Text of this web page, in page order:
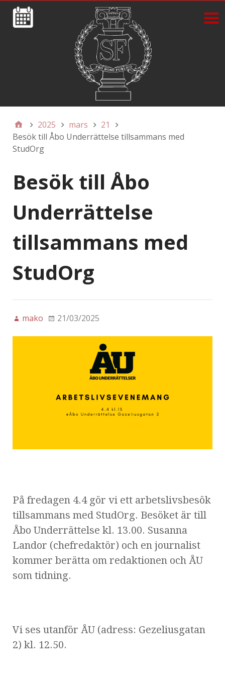
2025 mars
21
Besök till Åbo Underrättelse tillsammans med
StudOrg
Besök till Åbo
Underrättelse
tillsammans med
StudOrg
mako 21/03/2025
På fredagen 4.4 gör vi ett arbetslivsbesök
tillsammans med StudOrg. Besöket är till
Åbo Underrättelse kl. 13.00. Susanna
Landor (chefredaktör) och en journalist
kommer berätta om redaktionen och ÅU
som tidning.
Vi ses utanför ÅU (adress: Gezeliusgatan
2) kl. 12.50.